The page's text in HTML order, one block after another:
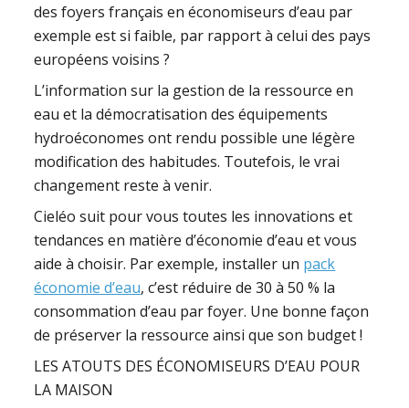
des foyers français en économiseurs d’eau par
exemple est si faible, par rapport à celui des pays
européens voisins ?
L’information sur la gestion de la ressource en
eau et la démocratisation des équipements
hydroéconomes ont rendu possible une légère
modification des habitudes. Toutefois, le vrai
changement reste à venir.
Cieléo suit pour vous toutes les innovations et
tendances en matière d’économie d’eau et vous
aide à choisir. Par exemple, installer un pack
économie d’eau, c’est réduire de 30 à 50 % la
consommation d’eau par foyer. Une bonne façon
de préserver la ressource ainsi que son budget !
LES ATOUTS DES ÉCONOMISEURS D’EAU POUR
LA MAISON